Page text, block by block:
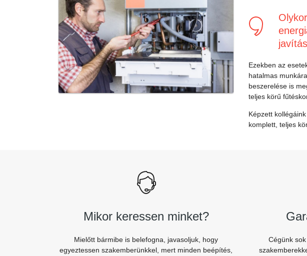
Ezekben az
hatalmas
beszerelése is
teljes körű
Képzett
komplett, teljes
Mikor keressen minket?
Mielőtt bármibe is belefogna, javasoljuk, hogy
egyeztessen szakemberünkkel, mert minden beépítés,
Cégünk